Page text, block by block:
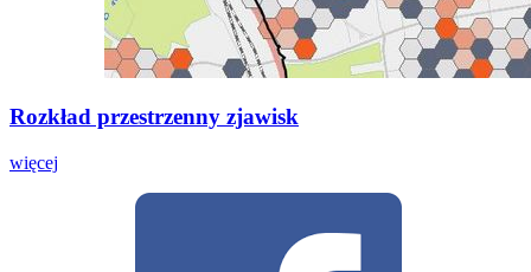
Rozkład przestrzenny zjawisk
więcej